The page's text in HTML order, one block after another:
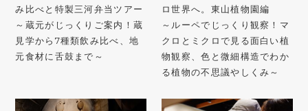
み比べと特製三河弁当ツアー
～蔵元がじっくりご案内！蔵
見学から7種類飲み比べ、地
元食材に舌鼓まで～
ロ世界へ。東山植物園編
～ルーペでじっくり観察！マ
クロとミクロで見る面白い植
物観察、色と微細構造でわか
る植物の不思議やしくみ～